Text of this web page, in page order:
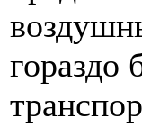
гораздо